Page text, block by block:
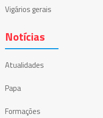
Vigários gerais
Notícias
Atualidades
Papa
Formações